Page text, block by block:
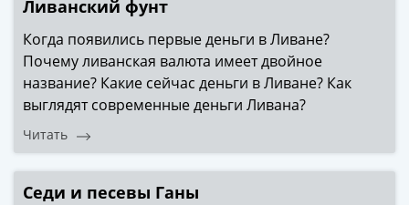
1605)
Фёдор
Иванович
(1584-­
1598)
Иван
Грозный
Ливанский фунт
Когда появились первые деньги в Ливане?
Почему ливанская валюта имеет двойное
название? Какие сейчас деньги в Ливане? Как
выглядят современные деньги Ливана?
Читать
Седи и песевы Ганы